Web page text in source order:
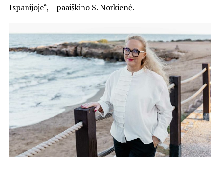
Ispanijoje“, – paaiškino S. Norkienė.